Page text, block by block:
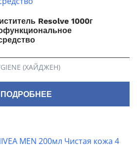
Resolve 1000г
(ХАЙДЖЕН)
ПОДРОБНЕЕ